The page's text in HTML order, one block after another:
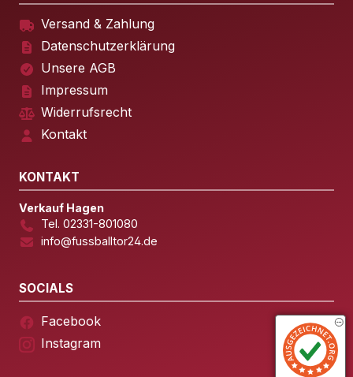
Versand & Zahlung
Datenschutzerklärung
Unsere AGB
Impressum
Widerrufsrecht
Kontakt
KONTAKT
Verkauf Hagen
Tel. 02331-801080
info@fussballtor24.de
SOCIALS
Facebook
Instagram